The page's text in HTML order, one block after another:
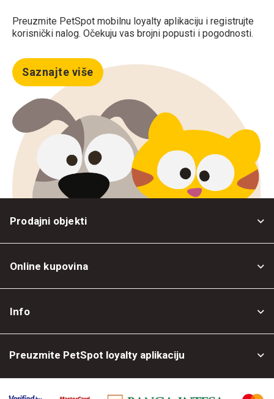
Preuzmite PetSpot mobilnu loyalty aplikaciju i registrujte
korisnički nalog. Očekuju vas brojni popusti i pogodnosti.
Saznajte više
Prodajni objekti
Online kupovina
Info
Preuzmite PetSpot loyalty aplikaciju